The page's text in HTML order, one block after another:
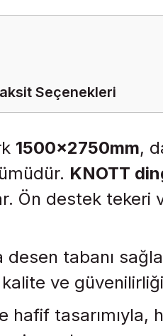
Seçenekleri
1500x2750mm,
KNOTT
Ön destek tekeri
tabanı
ve güvenilirliği
hafif tasarımıyla,